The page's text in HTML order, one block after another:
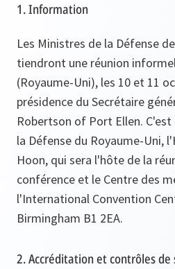
1. Information
Les Ministres de la Défense
tiendront une réunion
(Royaume-Uni), les 10 et 11
présidence du Secrétaire
Robertson of Port Ellen.
la Défense du Royaume-Uni,
Hoon, qui sera l'hôte de la
conférence et le Centre des
l'International Convention
Birmingham B1 2EA.
2. Accréditation et contrôles de